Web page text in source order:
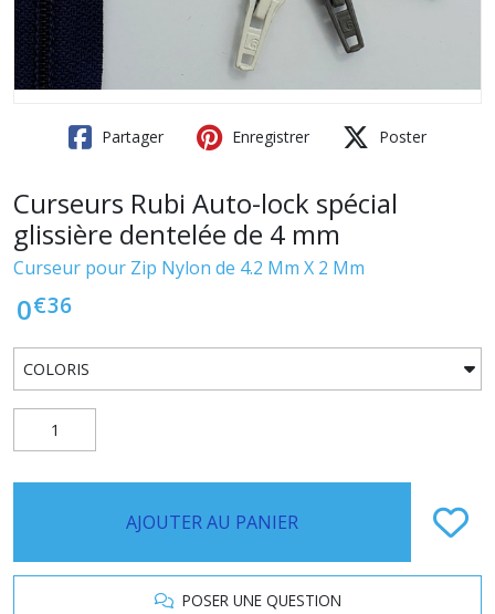
Partager Enregistrer Poster
Curseurs Rubi Auto-lock spécial
glissière dentelée de 4 mm
Curseur pour Zip Nylon de 4.2 Mm X 2 Mm
0€36
AJOUTER AU PANIER
POSER UNE QUESTION